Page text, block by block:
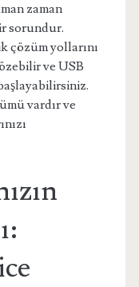
zaman
sorundur.
çözüm yollarını
ve USB
vardır ve